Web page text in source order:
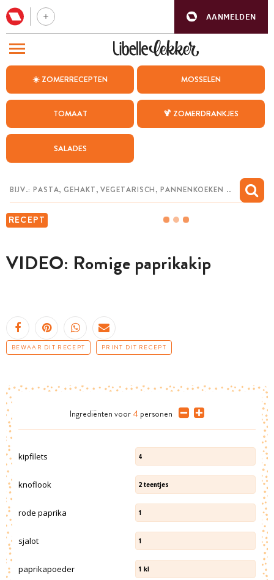
AANMELDEN
☀️ ZOMERRECEPTEN MOSSELEN
TOMAAT 🍹 ZOMERDRANKJES
SALADES
RECEPT
VIDEO: Romige paprikakip
BEWAAR DIT RECEPT PRINT DIT RECEPT
Ingrediënten voor 4 personen
kipfilets 4
knoflook 2 teentjes
rode paprika 1
sjalot 1
paprikapoeder 1 kl
BEZOEK ONZE ANDERE WEBSITES
WEEKMENU
CHAT MET MAIA
MIJN BEWAARDE RECEPTEN